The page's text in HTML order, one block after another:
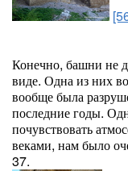
Конечно, башни не
виде. Одна из них
вообще была
последние годы.
почувствовать
веками, нам было
37.